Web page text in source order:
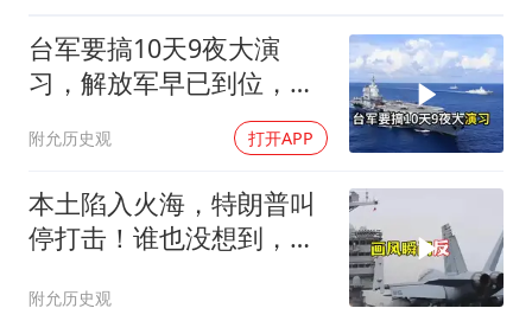
台军要搞10天9夜大演
习，解放军早已到位，美
国那套“保台”承诺早就变
味了
附允历史观 打开APP
本土陷入火海，特朗普叫
停打击！谁也没想到，中
附允历史观